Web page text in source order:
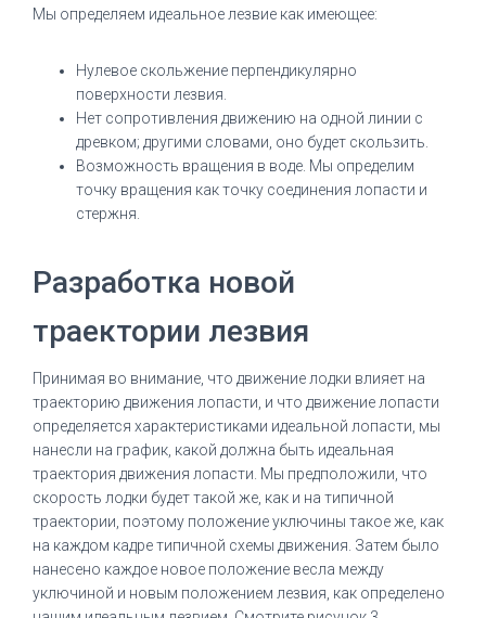
Мы определяем идеальное лезвие как имеющее:
Нулевое скольжение перпендикулярно
поверхности лезвия.
Нет сопротивления движению на одной линии с
древком; другими словами, оно будет скользить.
Возможность вращения в воде. Мы определим
точку вращения как точку соединения лопасти и
стержня.
Разработка новой
траектории лезвия
Принимая во внимание, что движение лодки влияет на
траекторию движения лопасти, и что движение лопасти
определяется характеристиками идеальной лопасти, мы
нанесли на график, какой должна быть идеальная
траектория движения лопасти. Мы предположили, что
скорость лодки будет такой же, как и на типичной
траектории, поэтому положение уключины такое же, как
на каждом кадре типичной схемы движения. Затем было
нанесено каждое новое положение весла между
уключиной и новым положением лезвия, как определено